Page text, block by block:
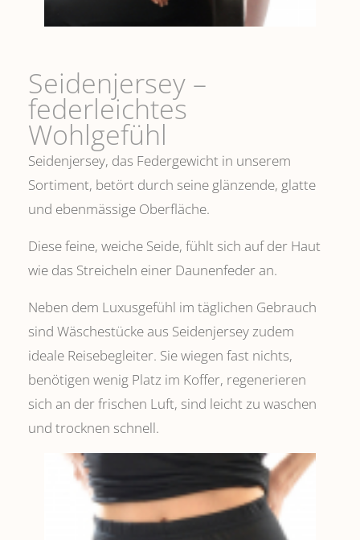
Seidenjersey –
federleichtes
Wohlgefühl
Seidenjersey, das Federgewicht in unserem
Sortiment, betört durch seine glänzende, glatte
und ebenmässige Oberfläche.
Diese feine, weiche Seide, fühlt sich auf der Haut
wie das Streicheln einer Daunenfeder an.
Neben dem Luxusgefühl im täglichen Gebrauch
sind Wäschestücke aus Seidenjersey zudem
ideale Reisebegleiter. Sie wiegen fast nichts,
benötigen wenig Platz im Koffer, regenerieren
sich an der frischen Luft, sind leicht zu waschen
und trocknen schnell.